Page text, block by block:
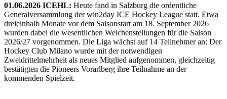
01.06.2026 ICEHL: Heute fand in Salzburg die ordentliche
Generalversammlung der win2day ICE Hockey League statt. Etwa
dreieinhalb Monate vor dem Saisonstart am 18. September 2026
wurden dabei die wesentlichen Weichenstellungen für die Saison
2026/27 vorgenommen. Die Liga wächst auf 14 Teilnehmer an: Der
Hockey Club Milano wurde mit der notwendigen
Zweidrittelmehrheit als neues Mitglied aufgenommen, gleichzeitig
bestätigten die Pioneers Vorarlberg ihre Teilnahme an der
kommenden Spielzeit.